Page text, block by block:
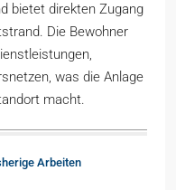
bietet direkten Zugang
Die Bewohner
was die Anlage
macht.
Arbeiten